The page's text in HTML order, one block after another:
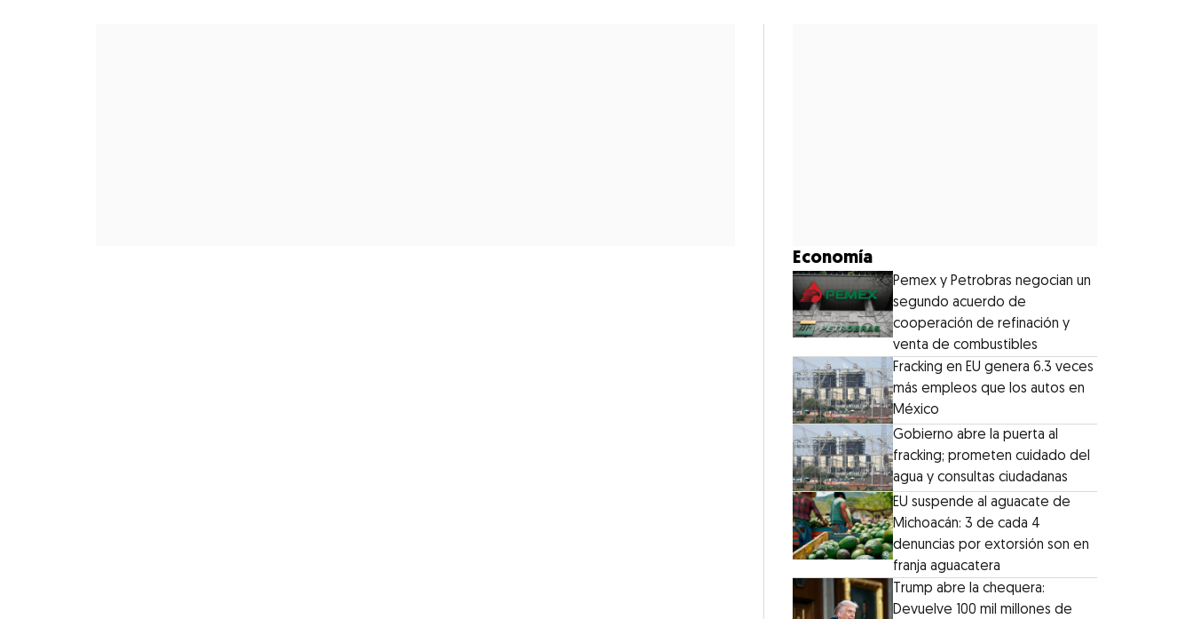
Economía
Pemex y Petrobras negocian un
segundo acuerdo de
cooperación de refinación y
venta de combustibles
Fracking en EU genera 6.3 veces
más empleos que los autos en
México
Gobierno abre la puerta al
fracking; prometen cuidado del
agua y consultas ciudadanas
EU suspende al aguacate de
Michoacán: 3 de cada 4
denuncias por extorsión son en
franja aguacatera
Trump abre la chequera:
Devuelve 100 mil millones de